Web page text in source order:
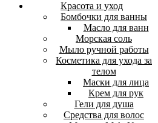
Красота и уход
Бомбочки для ванны
Масло для ванн
Морская соль
Мыло ручной работы
Косметика для ухода за
телом
Маски для лица
Крем для рук
Гели для душа
Средства для волос